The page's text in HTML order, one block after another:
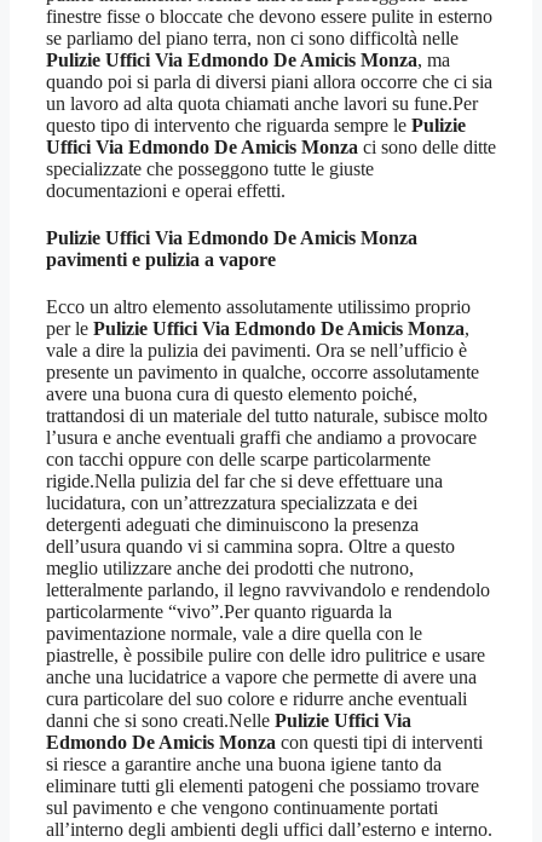
finestre fisse o bloccate che devono essere pulite in esterno
se parliamo del piano terra, non ci sono difficoltà nelle
Pulizie Uffici Via Edmondo De Amicis Monza, ma
quando poi si parla di diversi piani allora occorre che ci sia
un lavoro ad alta quota chiamati anche lavori su fune.Per
questo tipo di intervento che riguarda sempre le Pulizie
Uffici Via Edmondo De Amicis Monza ci sono delle ditte
specializzate che posseggono tutte le giuste
documentazioni e operai effetti.
Pulizie Uffici Via Edmondo De Amicis Monza
pavimenti e pulizia a vapore
Ecco un altro elemento assolutamente utilissimo proprio
per le Pulizie Uffici Via Edmondo De Amicis Monza,
vale a dire la pulizia dei pavimenti. Ora se nell’ufficio è
presente un pavimento in qualche, occorre assolutamente
avere una buona cura di questo elemento poiché,
trattandosi di un materiale del tutto naturale, subisce molto
l’usura e anche eventuali graffi che andiamo a provocare
con tacchi oppure con delle scarpe particolarmente
rigide.Nella pulizia del far che si deve effettuare una
lucidatura, con un’attrezzatura specializzata e dei
detergenti adeguati che diminuiscono la presenza
dell’usura quando vi si cammina sopra. Oltre a questo
meglio utilizzare anche dei prodotti che nutrono,
letteralmente parlando, il legno ravvivandolo e rendendolo
particolarmente “vivo”.Per quanto riguarda la
pavimentazione normale, vale a dire quella con le
piastrelle, è possibile pulire con delle idro pulitrice e usare
anche una lucidatrice a vapore che permette di avere una
cura particolare del suo colore e ridurre anche eventuali
danni che si sono creati.Nelle Pulizie Uffici Via
Edmondo De Amicis Monza con questi tipi di interventi
si riesce a garantire anche una buona igiene tanto da
eliminare tutti gli elementi patogeni che possiamo trovare
sul pavimento e che vengono continuamente portati
all’interno degli ambienti degli uffici dall’esterno e interno.